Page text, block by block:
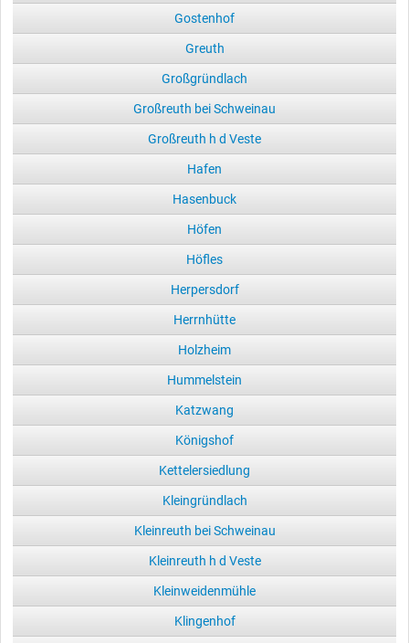
Gostenhof
Greuth
Großgründlach
Großreuth bei Schweinau
Großreuth h d Veste
Hafen
Hasenbuck
Höfen
Höfles
Herpersdorf
Herrnhütte
Holzheim
Hummelstein
Katzwang
Königshof
Kettelersiedlung
Kleingründlach
Kleinreuth bei Schweinau
Kleinreuth h d Veste
Kleinweidenmühle
Klingenhof